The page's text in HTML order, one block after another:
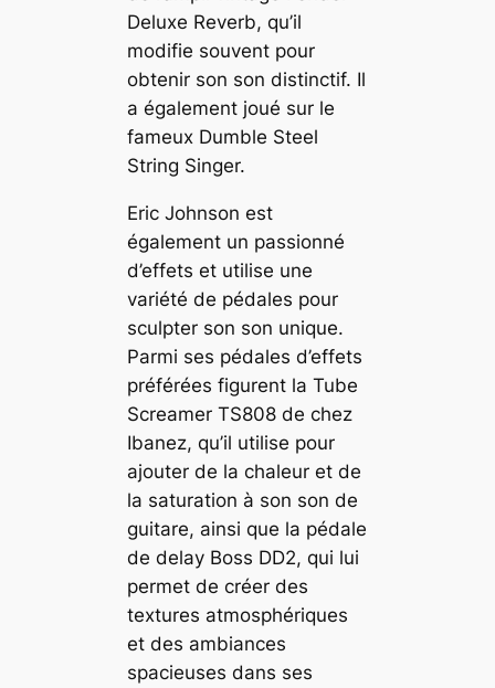
Deluxe Reverb, qu’il
modifie souvent pour
obtenir son son distinctif. Il
a également joué sur le
fameux Dumble Steel
String Singer.
Eric Johnson est
également un passionné
d’effets et utilise une
variété de pédales pour
sculpter son son unique.
Parmi ses pédales d’effets
préférées figurent la Tube
Screamer TS808 de chez
Ibanez, qu’il utilise pour
ajouter de la chaleur et de
la saturation à son son de
guitare, ainsi que la pédale
de delay Boss DD2, qui lui
permet de créer des
textures atmosphériques
et des ambiances
spacieuses dans ses